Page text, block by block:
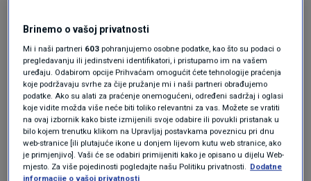
osobito pod Velebitom.
Vjetrovito će na moru biti i tijekomsrijedei
također nestabilno. Oborina je najizglednija
duž Jadrana i uz Jadran, no poslijepodne
prolazno i u unutrašnjosti, gdje će biti hladnije
uz sjeverac I sjeveroistočnjak.
Brinemo o vašoj privatnosti
Mi i naši partneri 603 pohranjujemo osobne podatke, kao što su podaci o
pregledavanju ili jedinstveni identifikatori, i pristupamo im na vašem
uređaju. Odabirom opcije Prihvaćam omogućit ćete tehnologije praćenja
koje podržavaju svrhe za čije pružanje mi i naši partneri obrađujemo
podatke. Ako su alati za praćenje onemogućeni, određeni sadržaj i oglasi
koje vidite možda više neće biti toliko relevantni za vas. Možete se vratiti
na ovaj izbornik kako biste izmijenili svoje odabire ili povukli pristanak u
bilo kojem trenutku klikom na Upravljaj postavkama poveznicu pri dnu
web-stranice [ili plutajuće ikone u donjem lijevom kutu web stranice, ako
je primjenjivo]. Vaši će se odabiri primijeniti kako je opisano u dijelu Web-
mjesto. Za više pojedinosti pogledajte našu Politiku privatnosti.
Dodatne
informacije o vašoj privatnosti